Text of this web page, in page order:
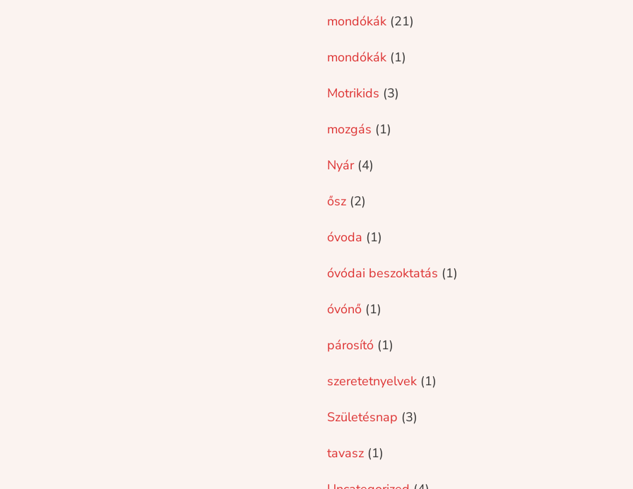
mondókák (21)
mondókák (1)
Motrikids (3)
mozgás (1)
Nyár(4)
ősz (2)
óvoda (1)
óvódai beszoktatás (1)
óvónő (1)
párosító (1)
szeretetnyelvek (1)
Születésnap (3)
tavasz (1)